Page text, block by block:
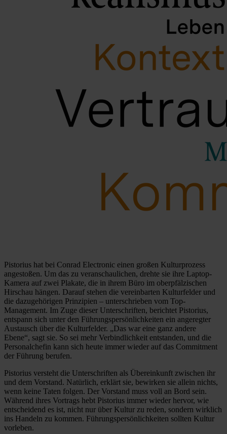
Pistorius hat bei Conrad Electronic einen großen Kulturprozess
angestoßen. Um das zu veranschaulichen, drehte sie ihre Laptop-
Kamera auf zwei Plakate, die in ihrem Büro im oberpfälzischen
Hirschau hängen. Darauf stehen die vereinbarten Kulturfelder und
die dazugehörigen Prinzipien – unterschrieben vom Top-
Management. Im Zuge dieser Unterschriften, berichtet Pistorius,
entspann sich unter den Führungspersönlichkeiten ein angeregter
Austausch über die Kulturfelder. „Das war eine ganz andere
Ebene“, sagt sie. So sei mehr Verbindlichkeit entstanden, und die
Personalchefin kann sich heute immer wieder auf das Commitment
der Führung berufen.
Pistorius versteht die Unterschriften als Übereinkunft zwischen ihr
und dem Vorstand. Natürlich, erklärt sie, bewirken sie allein nichts,
wenn keine Taten folgen. Der Vorstand muss voll an Bord sein.
Während ihres Vortrags hebt Pistorius immer wieder hervor, wie
entscheidend es ist, nicht nur über Kultur zu reden, sondern wirklich
ins Handeln zu kommen. Führungspersönlichkeiten sollten Kultur
vorleben.